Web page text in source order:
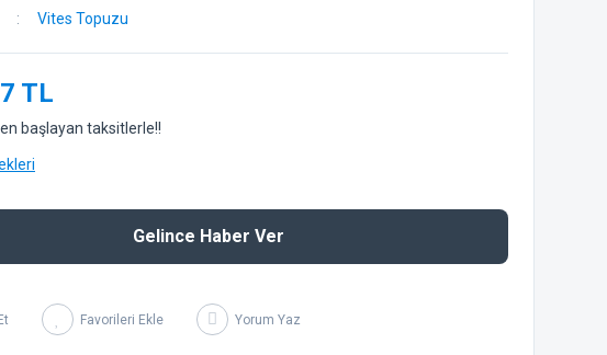
Vites Topuzu
TL
başlayan taksitlerle!!
Gelince Haber Ver
Yorum Yaz